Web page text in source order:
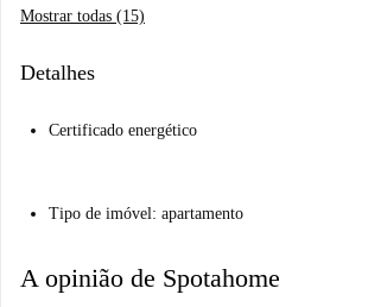
Mostrar todas (15)
Detalhes
Certificado energético
Tipo de imóvel: apartamento
A opinião de Spotahome